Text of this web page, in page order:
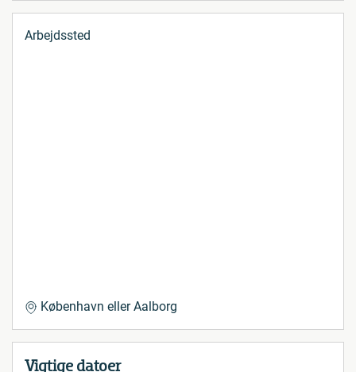
Arbejdssted
København eller Aalborg
Vigtige datoer